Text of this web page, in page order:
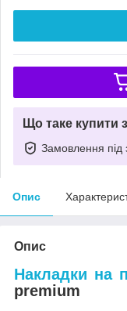
Що таке купити
Замовлення під
Опис
Опис
Накладки на
premium